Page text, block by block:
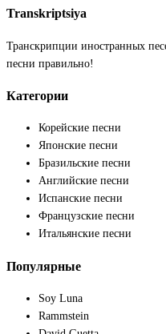
Transkriptsiya
Транскрипции иностранных
песни правильно!
Категории
Корейские песни
Японские песни
Бразильские песни
Английские песни
Испанские песни
Французские песни
Итальянские песни
Популярные
Soy Luna
Rammstein